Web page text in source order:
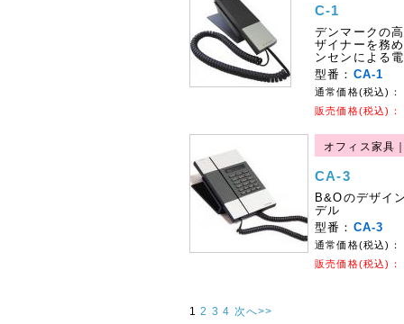
C-1
デンマークの
ザイナーを務
ンセンによる
型番： CA-1
通常価格(税込)：
販売価格(税込)：
オフィス家具
CA-3
B&Oのデザイ
デル
型番： CA-3
通常価格(税込)：
販売価格(税込)：
1 2 3 4 次へ>>